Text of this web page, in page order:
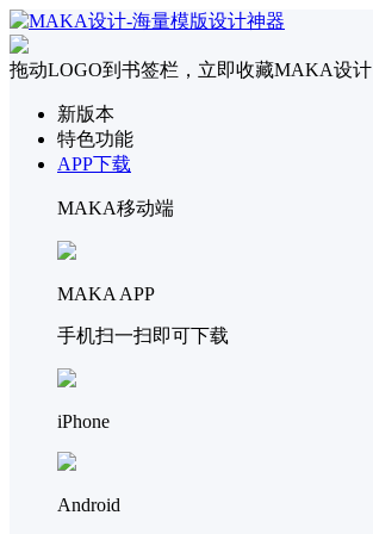
拖动LOGO到书签栏，立即收藏MAKA设计
新版本
特色功能
APP下载
MAKA移动端
MAKA APP
手机扫一扫即可下载
iPhone
Android